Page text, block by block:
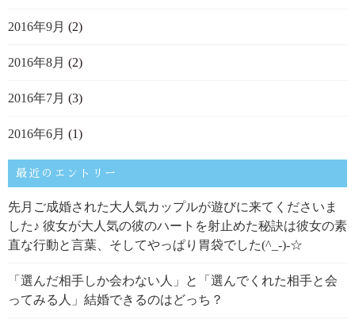
2016年9月 (2)
2016年8月 (2)
2016年7月 (3)
2016年6月 (1)
最近のエントリー
先月ご成婚された大人気カップルが遊びに来てくださいま
した♪ 彼女が大人気の彼のハートを射止めた秘訣は彼女の素
直な行動と言葉、そしてやっぱり胃袋でした(^_-)-☆
「選んだ相手しか会わない人」と「選んでくれた相手と会
ってみる人」結婚できるのはどっち？